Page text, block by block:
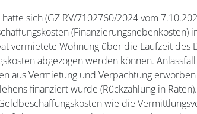
hatte sich (GZ RV/7102760/2024 vom
vermietete Wohnung über die Laufzeit des
abgezogen werden können.
aus Vermietung und Verpachtung
finanziert wurde (Rückzahlung in
wie die